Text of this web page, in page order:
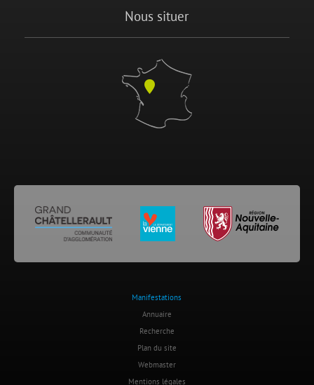
Nous situer
Manifestations
Annuaire
Recherche
Plan du site
Webmaster
Mentions légales